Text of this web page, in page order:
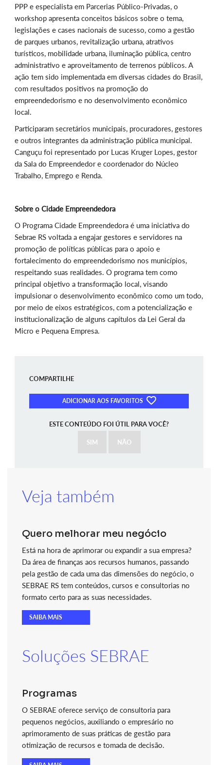
PPP e especialista em Parcerias Público-Privadas, o
workshop apresenta conceitos básicos sobre o tema,
legislações e cases nacionais de sucesso, como a gestão
de parques urbanos, revitalização urbana, atrativos
turísticos, mobilidade urbana, iluminação pública, centro
administrativo e aproveitamento de terrenos públicos. A
ação tem sido implementada em diversas cidades do Brasil,
com resultados positivos na promoção do
empreendedorismo e no desenvolvimento econômico
local.
Participaram secretários municipais, procuradores, gestores
e outros integrantes da administração pública municipal.
Canguçu foi representado por Lucas Kruger Lopes, gestor
da Sala do Empreendedor e coordenador do Núcleo
Trabalho, Emprego e Renda.
Sobre o Cidade Empreendedora
O Programa Cidade Empreendedora é uma iniciativa do
Sebrae RS voltada a engajar gestores e servidores na
promoção de políticas públicas para o apoio e
fortalecimento do empreendedorismo nos municípios,
respeitando suas realidades. O programa tem como
principal objetivo a transformação local, visando
impulsionar o desenvolvimento econômico como um todo,
por meio de eixos estratégicos, com a potencialização e
institucionalização de alguns capítulos da Lei Geral da
Micro e Pequena Empresa.
COMPARTILHE
ADICIONAR AOS FAVORITOS
ESTE CONTEÚDO FOI ÚTIL PARA VOCÊ?
SIM NÃO
Veja também
Quero melhorar meu negócio
Está na hora de aprimorar ou expandir a sua empresa?
Da área de finanças aos recursos humanos, passando
pela gestão de cada uma das dimensões do negócio, o
SEBRAE RS tem conteúdos, cursos e consultorias no
formato certo para as suas necessidades.
SAIBA MAIS
Soluções SEBRAE
Programas
O SEBRAE oferece serviço de consultoria para
pequenos negócios, auxiliando o empresário no
aprimoramento de suas práticas de gestão para
otimização de recursos e tomada de decisão.